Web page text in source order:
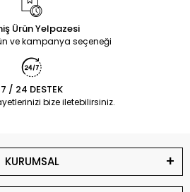
Ürün Yelpazesi
ve kampanya seçeneği
7 / 24 DESTEK
bize iletebilirsiniz.
KURUMSAL